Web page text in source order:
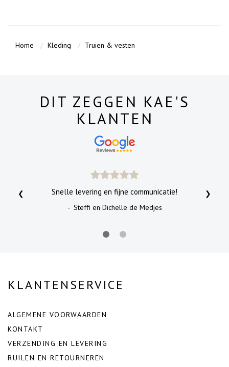
Home Kleding Truien & vesten
DIT ZEGGEN KAE'S
KLANTEN
Snelle levering en fijne communicatie!
- Steffi en Dichelle de Medjes
❮ ❯
KLANTENSERVICE
ALGEMENE VOORWAARDEN
KONTAKT
VERZENDING EN LEVERING
RUILEN EN RETOURNEREN